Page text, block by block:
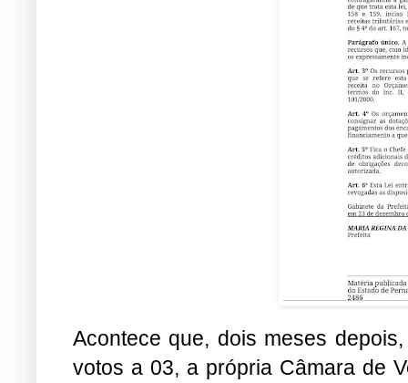
Acontece que, dois meses
votos a 03, a própria Câmara de